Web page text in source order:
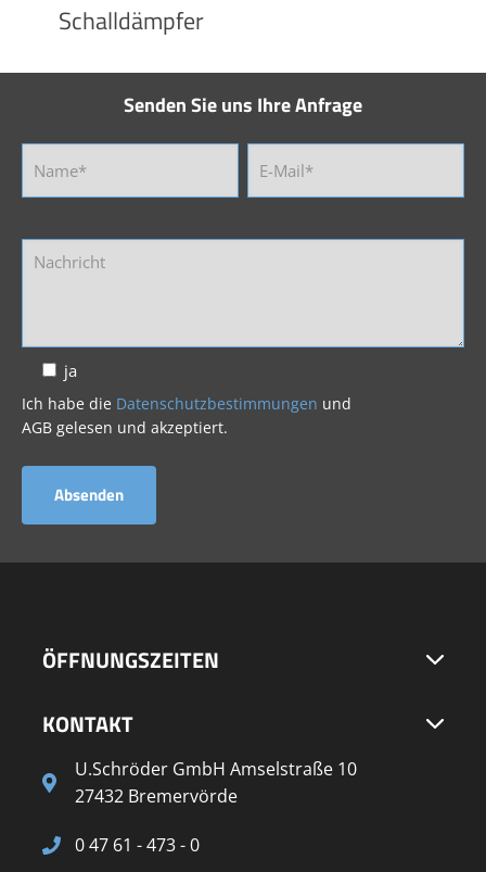
Schalldämpfer
Senden Sie uns Ihre Anfrage
ja
Ich habe die Datenschutzbestimmungen und
AGB gelesen und akzeptiert.
ÖFFNUNGSZEITEN
KONTAKT
U.Schröder GmbH Amselstraße 10
27432 Bremervörde
0 47 61 - 473 - 0